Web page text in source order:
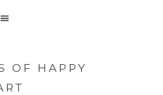
OF HAPPY